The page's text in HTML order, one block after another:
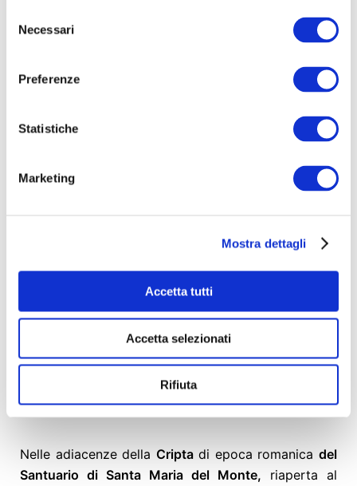
delNecessari
Preferenze
Statistiche
Marketing
Mostra dettagli
Accetta tutti
Accetta selezionati
Rifiuta
in strettissima relazione con il primo pensiero avuto
dall’artista rispetto alla sua opera e di ammirarne
La
romanica del Santuario
Nelle adiacenze dellaCripta di epoca romanicadel
Santuario di Santa Maria del Monte, riaperta al